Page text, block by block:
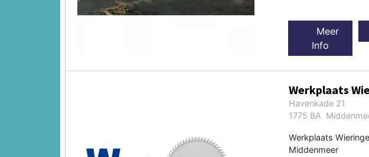
Meer
Info
Werkplaats
Havenkade 21
1775 BA
Werkplaats
Middenmeer